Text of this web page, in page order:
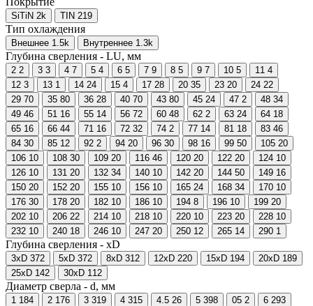
SiTiN 2k TIN 219
Тип охлаждения
Внешнее 1.5k Внутреннее 1.3k
Глубина сверления - LU, мм
2 2 3 3 4 7 5 4 6 5 7 9 8 5 9 7 10 5 11 4
12 3 13 1 14 24 15 4 17 28 20 35 23 20 24 22
29 70 35 80 36 28 40 70 43 80 45 24 47 2 48 34
49 46 51 16 55 14 56 72 60 48 62 2 63 24 64 18
65 16 66 44 71 16 72 32 74 2 77 14 81 18 83 46
84 30 85 12 92 2 94 20 96 30 98 16 99 50 105 20
106 10 108 30 109 20 116 46 120 20 122 20 124 10
126 10 131 20 132 34 140 10 142 20 144 50 149 16
150 20 152 20 155 10 156 10 165 24 168 34 170 10
176 30 178 20 182 10 186 10 194 8 196 10 199 20
202 10 206 22 214 10 218 10 220 10 223 20 228 10
232 10 240 18 246 10 247 20 250 12 265 14 290 1
Глубина сверления - xD
3xD 372 5xD 372 8xD 312 12xD 220 15xD 194 20xD 189
25xD 142 30xD 112
Диаметр сверла - d, мм
1 184 2 176 3 319 4 315 4.5 26 5 398 05 2 6 293